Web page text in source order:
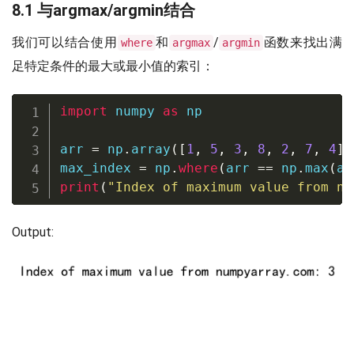
8.1 与argmax/argmin结合
我们可以结合使用 where 和 argmax / argmin 函数来找出满
足特定条件的最大或最小值的索引：
import numpy as np
arr = np . array ( [ 1 , 5 , 3 , 8 , 2 , 7 , 4]
max_index = np . where ( arr == np . max (
print ( "Index of maximum value from
Output: